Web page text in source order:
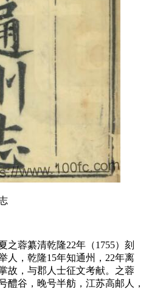
之蓉纂清乾隆22年（1755）刻
人，乾隆15年知通州，22年离
故，与郡人士征文考献。之蓉
醴谷，晚号半舫，江苏高邮人，